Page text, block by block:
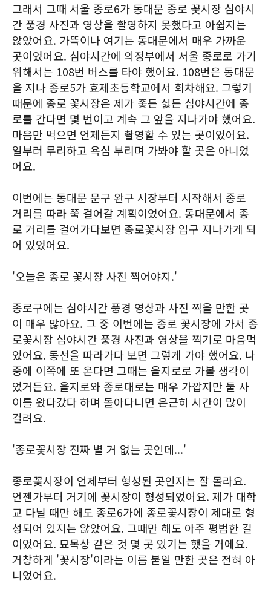
그래서 그때 서울 종로6가 동대문 종로 꽃시장 심야시
간 풍경 사진과 영상을 촬영하지 못했다고 아쉽지는
않았어요. 가뜩이나 여기는 동대문에서 매우 가까운
곳이었어요. 심야시간에 의정부에서 서울 종로로 가기
위해서는 108번 버스를 타야 했어요. 108번은 동대문
을 지나 종로5가 효제초등학교에서 회차해요. 그렇기
때문에 종로 꽃시장은 제가 좋든 싫든 심야시간에 종
로를 간다면 몇 번이고 계속 그 앞을 지나가야 했어요.
마음만 먹으면 언제든지 촬영할 수 있는 곳이었어요.
일부러 무리하고 욕심 부리며 가봐야 할 곳은 아니었
어요.
이번에는 동대문 문구 완구 시장부터 시작해서 종로
거리를 따라 쭉 걸어갈 계획이었어요. 동대문에서 종
로 거리를 걸어가다보면 종로꽃시장 입구 지나가게 되
어 있었어요.
'오늘은 종로 꽃시장 사진 찍어야지.'
종로구에는 심야시간 풍경 영상과 사진 찍을 만한 곳
이 매우 많아요. 그 중 이번에는 종로 꽃시장에 가서 종
로꽃시장 심야시간 풍경 사진과 영상을 찍기로 마음먹
었어요. 동선을 따라가다 보면 그렇게 가야 했어요. 나
중에 이쪽에 또 온다면 그때는 을지로로 가볼 생각이
었거든요. 을지로와 종로대로는 매우 가깝지만 둘 사
이를 왔다갔다 하며 돌아다니면 은근히 시간이 많이
걸려요.
'종로꽃시장 진짜 별 거 없는 곳인데...'
종로꽃시장이 언제부터 형성된 곳인지는 잘 몰라요.
언젠가부터 거기에 꽃시장이 형성되었어요. 제가 대학
교 다닐 때만 해도 종로6가에 종로꽃시장이 제대로 형
성되어 있지는 않았어요. 그때만 해도 아주 평범한 길
이었어요. 묘목상 같은 것 몇 곳 있기는 했을 거에요.
거창하게 '꽃시장'이라는 이름 붙일 만한 곳은 전혀 아
니었어요.